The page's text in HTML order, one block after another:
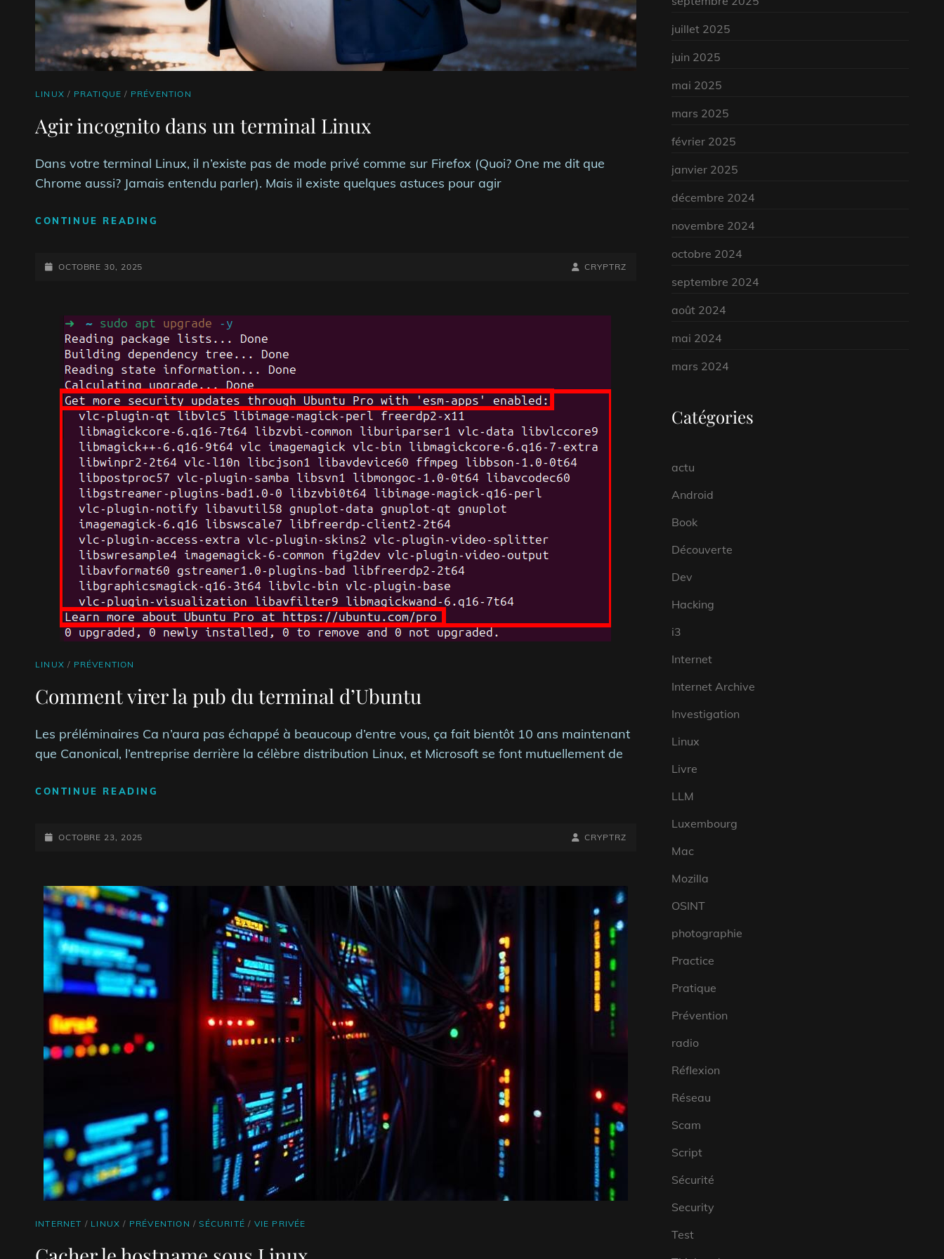
CAT
LINUX / PRATIQUE / PRÉVENTION
Agir incognito dans un terminal Linux
Dans votre terminal Linux, il n’existe pas de mode privé comme sur Firefox (Quoi? One me dit que
Chrome aussi? Jamais entendu parler). Mais il existe quelques astuces pour agir
CONTINUE READING
POSTED-
OCTOBRE 30, 2025
BY
BYLINE
CRYPTRZ
CAT
LINUX / PRÉVENTION
Comment virer la pub du terminal d’Ubuntu
Les préléminaires Ca n’aura pas échappé à beaucoup d’entre vous, ça fait bientôt 10 ans maintenant
que Canonical, l’entreprise derrière la célèbre distribution Linux, et Microsoft se font mutuellement de
CONTINUE READING
POSTED-
OCTOBRE 23, 2025
BY
BYLINE
CRYPTRZ
CAT
INTERNET / LINUX / PRÉVENTION /SÉCURITÉ / VIE PRIVÉE
juillet 2025
juin 2025
mai 2025
mars 2025
février 2025
janvier 2025
décembre 2024
novembre 2024
octobre 2024
septembre 2024
août 2024
mai 2024
mars 2024
Catégories
actu
Android
Book
Découverte
Dev
Hacking
i3
Internet
Internet Archive
Investigation
Linux
Livre
LLM
Luxembourg
Mac
Mozilla
OSINT
photographie
Practice
Pratique
Prévention
radio
Réflexion
Réseau
Scam
Script
Sécurité
Security
Test